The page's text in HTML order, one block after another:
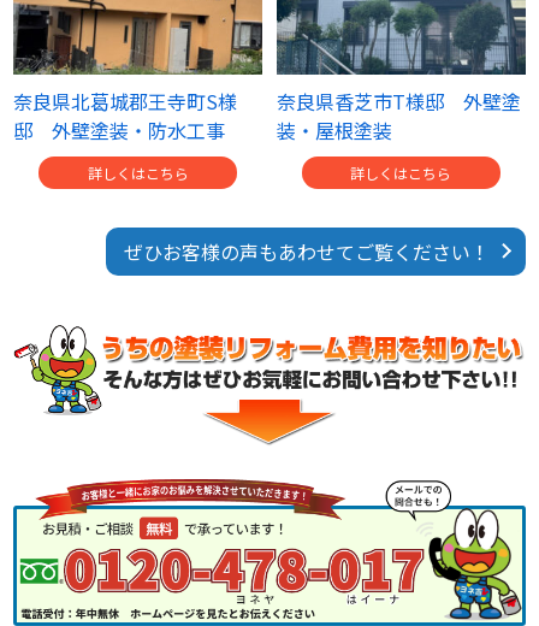
奈良県北葛城郡王寺町S様
邸 外壁塗装・防水工事
詳しくはこちら
奈良県香芝市T様邸 外壁塗
装・屋根塗装
詳しくはこちら
ぜひお客様の声もあわせてご覧ください！